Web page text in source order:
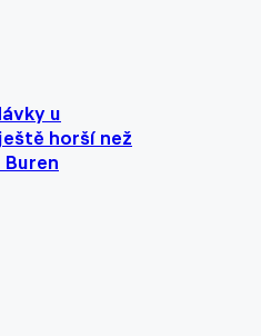
u
horší než